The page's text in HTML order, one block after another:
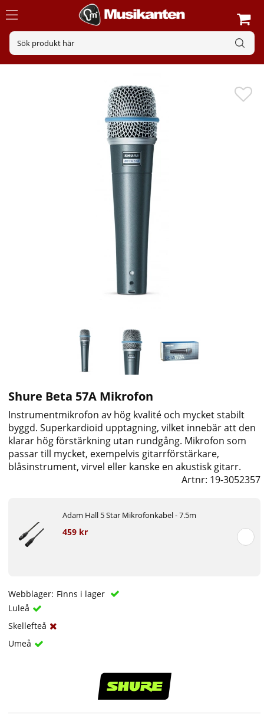
Shure Beta 57A Mikrofon
Instrumentmikrofon av hög kvalité och mycket stabilt
byggd. Superkardioid upptagning, vilket innebär att den
klarar hög förstärkning utan rundgång. Mikrofon som
passar till mycket, exempelvis gitarrförstärkare,
blåsinstrument, virvel eller kanske en akustisk gitarr.
Artnr: 19-3052357
Adam Hall 5 Star Mikrofonkabel - 7.5m
459 kr
Webblager: Finns i lager
Luleå
Skellefteå
Umeå